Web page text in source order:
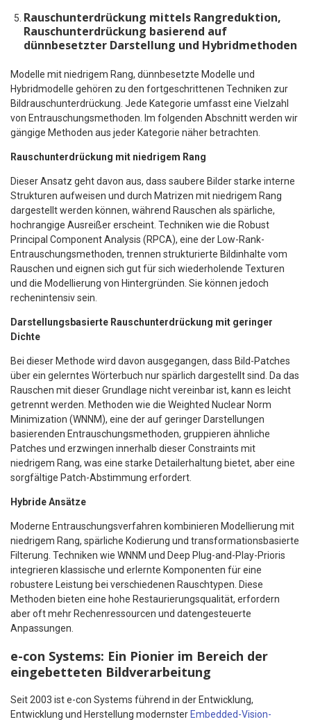
Rauschunterdrückung mittels Rangreduktion,
Rauschunterdrückung basierend auf
dünnbesetzter Darstellung und Hybridmethoden
Modelle mit niedrigem Rang, dünnbesetzte Modelle und
Hybridmodelle gehören zu den fortgeschrittenen Techniken zur
Bildrauschunterdrückung. Jede Kategorie umfasst eine Vielzahl
von Entrauschungsmethoden. Im folgenden Abschnitt werden wir
gängige Methoden aus jeder Kategorie näher betrachten.
Rauschunterdrückung mit niedrigem Rang
Dieser Ansatz geht davon aus, dass saubere Bilder starke interne
Strukturen aufweisen und durch Matrizen mit niedrigem Rang
dargestellt werden können, während Rauschen als spärliche,
hochrangige Ausreißer erscheint. Techniken wie die Robust
Principal Component Analysis (RPCA), eine der Low-Rank-
Entrauschungsmethoden, trennen strukturierte Bildinhalte vom
Rauschen und eignen sich gut für sich wiederholende Texturen
und die Modellierung von Hintergründen. Sie können jedoch
rechenintensiv sein.
Darstellungsbasierte Rauschunterdrückung mit geringer
Dichte
Bei dieser Methode wird davon ausgegangen, dass Bild-Patches
über ein gelerntes Wörterbuch nur spärlich dargestellt sind. Da das
Rauschen mit dieser Grundlage nicht vereinbar ist, kann es leicht
getrennt werden. Methoden wie die Weighted Nuclear Norm
Minimization (WNNM), eine der auf geringer Darstellungen
basierenden Entrauschungsmethoden, gruppieren ähnliche
Patches und erzwingen innerhalb dieser Constraints mit
niedrigem Rang, was eine starke Detailerhaltung bietet, aber eine
sorgfältige Patch-Abstimmung erfordert.
Hybride Ansätze
Moderne Entrauschungsverfahren kombinieren Modellierung mit
niedrigem Rang, spärliche Kodierung und transformationsbasierte
Filterung. Techniken wie WNNM und Deep Plug-and-Play-Prioris
integrieren klassische und erlernte Komponenten für eine
robustere Leistung bei verschiedenen Rauschtypen. Diese
Methoden bieten eine hohe Restaurierungsqualität, erfordern
aber oft mehr Rechenressourcen und datengesteuerte
Anpassungen.
e-con Systems: Ein Pionier im Bereich der
eingebetteten Bildverarbeitung
Seit 2003 ist e-con Systems führend in der Entwicklung,
Entwicklung und Herstellung modernster Embedded-Vision-